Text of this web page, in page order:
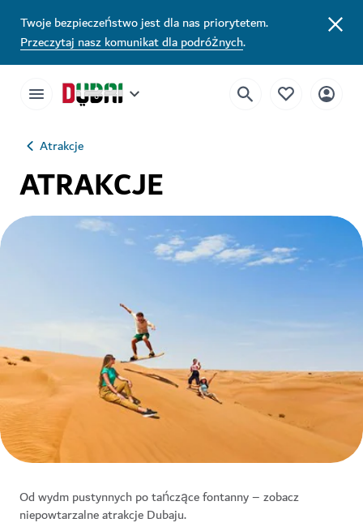
Twoje bezpieczeństwo jest dla nas priorytetem.
Przeczytaj nasz komunikat dla podróżnych.
Atrakcje
ATRAKCJE
Od wydm pustynnych po tańczące fontanny – zobacz
niepowtarzalne atrakcje Dubaju.